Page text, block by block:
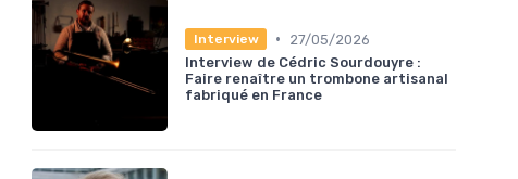
Interview •
27/05/2026
Interview de Cédric Sourdouyre :
Faire renaître un trombone artisanal
fabriqué en France